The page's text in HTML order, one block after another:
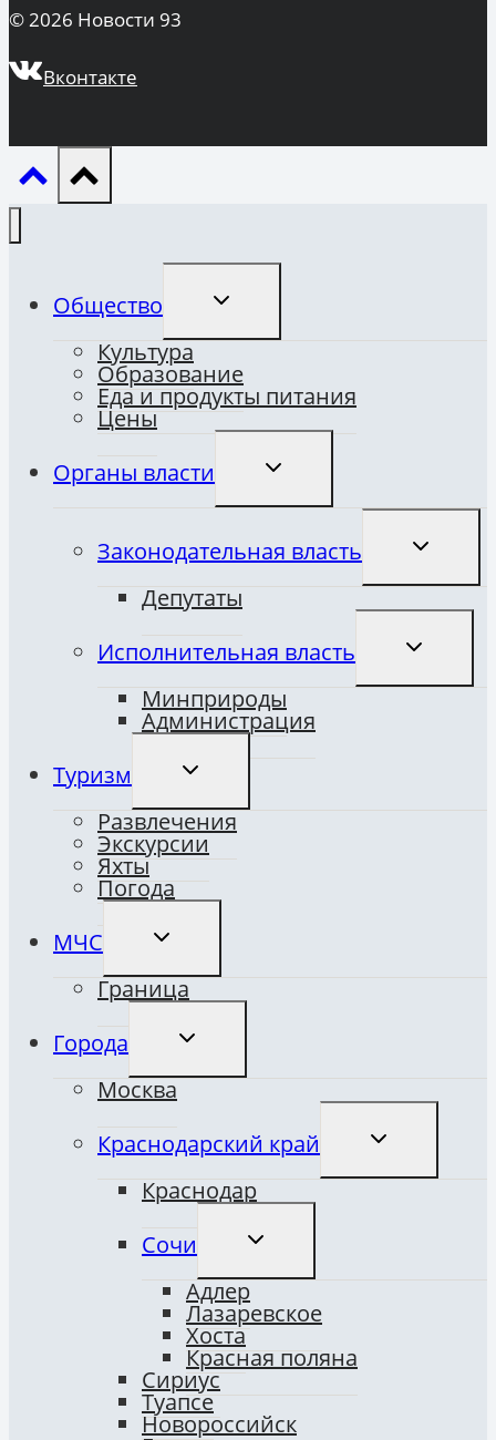
© 2026 Новости 93
Вконтакте
Общество
ПЕРЕКЛЮЧИТЬ
ДОЧЕРНЕЕ
Культура
Образование
Еда и продукты питания
Цены
Органы власти
ПЕРЕКЛЮЧИТЬ
ДОЧЕРНЕЕ
Законодательная власть
Депутаты
Исполнительная власть
Минприроды
Администрация
Туризм
ПЕРЕКЛЮЧИТЬ
ДОЧЕРНЕЕ
Развлечения
Экскурсии
Яхты
Погода
МЧС
ПЕРЕКЛЮЧИТЬ
ДОЧЕРНЕЕ
Граница
Города
ПЕРЕКЛЮЧИТЬ
ДОЧЕРНЕЕ
Москва
Краснодарский край
ДОЧЕРНЕЕ
Краснодар
Сочи
ПЕРЕКЛЮЧИТЬ
ДОЧЕРНЕЕ
Адлер
Лазаревское
Хоста
Красная поляна
Сириус
Туапсе
Новороссийск